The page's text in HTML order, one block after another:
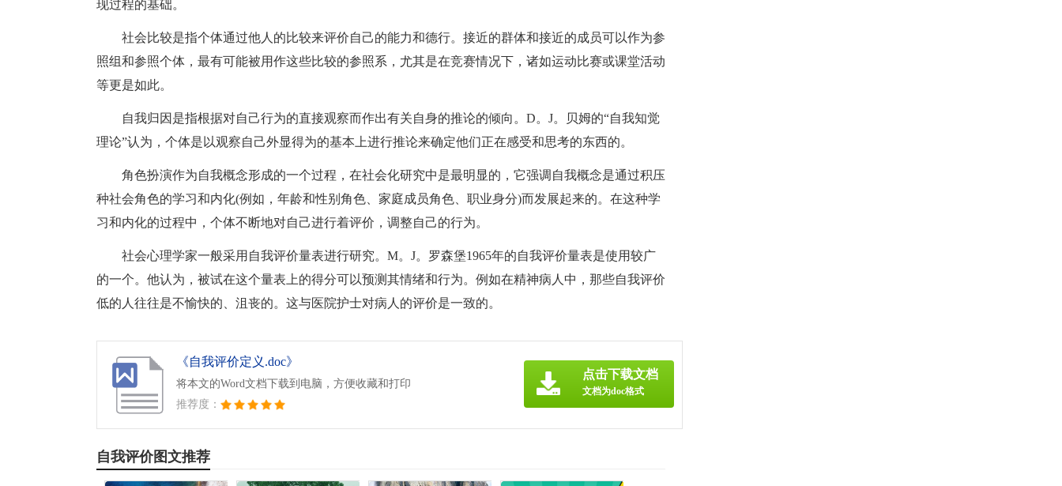
现过程的基础。
社会比较是指个体通过他人的比较来评价自己的能力和德行。接近的群体和接近的成员可以作为参
照组和参照个体，最有可能被用作这些比较的参照系，尤其是在竞赛情况下，诸如运动比赛或课堂活动
等更是如此。
自我归因是指根据对自己行为的直接观察而作出有关自身的推论的倾向。D。J。贝姆的“自我知觉
理论”认为，个体是以观察自己外显得为的基本上进行推论来确定他们正在感受和思考的东西的。
角色扮演作为自我概念形成的一个过程，在社会化研究中是最明显的，它强调自我概念是通过积压
种社会角色的学习和内化(例如，年龄和性别角色、家庭成员角色、职业身分)而发展起来的。在这种学
习和内化的过程中，个体不断地对自己进行着评价，调整自己的行为。
社会心理学家一般采用自我评价量表进行研究。M。J。罗森堡1965年的自我评价量表是使用较广
的一个。他认为，被试在这个量表上的得分可以预测其情绪和行为。例如在精神病人中，那些自我评价
低的人往往是不愉快的、沮丧的。这与医院护士对病人的评价是一致的。
《自我评价定义.doc》
将本文的Word文档下载到电脑，方便收藏和打印
推荐度：
点击下载文档
文档为doc格式
自我评价图文推荐